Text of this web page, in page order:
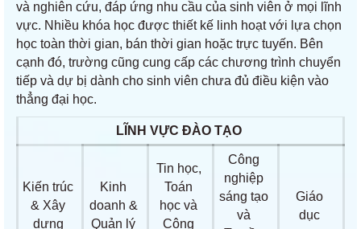
và nghiên cứu, đáp ứng nhu cầu của sinh viên ở mọi lĩnh
vực. Nhiều khóa học được thiết kế linh hoạt với lựa chọn
học toàn thời gian, bán thời gian hoặc trực tuyến. Bên
cạnh đó, trường cũng cung cấp các chương trình chuyển
tiếp và dự bị dành cho sinh viên chưa đủ điều kiện vào
thẳng đại học.
LĨNH VỰC ĐÀO TẠO
Kiến trúc
& Xây
dựng
Kinh
doanh &
Quản lý
Tin học,
Toán
học và
Công
Công
nghiệp
sáng tạo
và
Giáo
dục